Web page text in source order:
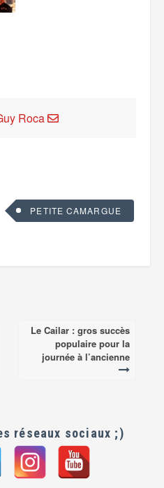
Roca
PETITE CAMARGUE
Le Cailar : gros succès
populaire pour la
journée à l’ancienne
réseaux sociaux ;)